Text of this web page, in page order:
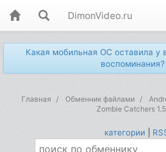
DimonVideo.ru
Какая мобильная ОС оставила у
воспоминания?
Главная Обменник файлами
Zombie Catchers
категории